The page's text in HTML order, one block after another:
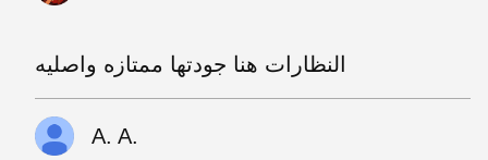
النظارات هنا جودتها ممتازه واصليه
A. A.